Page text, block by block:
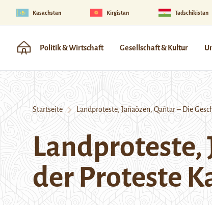
Kasachstan Kirgistan Tadschikistan
Politik & Wirtschaft Gesellschaft & Kultur
Startseite Landproteste, Jañaözen, Qañtar – Die
Landproteste,
der Proteste